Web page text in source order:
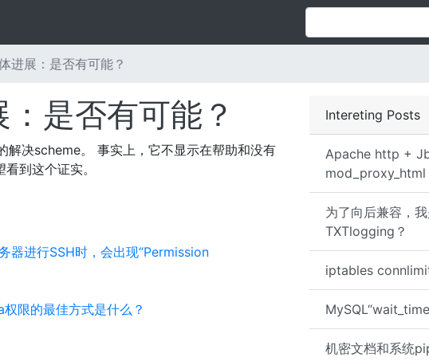
进展：是否有可能？
Intereting Posts
Apache http +
mod_proxy_html
为了向后兼容，
TXTlogging？
iptables
机密文档和系统
是否有可能？
决scheme。 事实上，它不显示在帮助和没有
到这个证实。
器进行SSH时，会出现“Permission
限的最佳方式是什么？